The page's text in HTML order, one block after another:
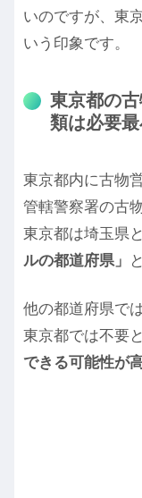
いのですが、東
いう印象です。
東京都の
類は必要
東京都内に古物
管轄警察署の古
東京都は埼玉県
ルの都道府県」
他の都道府県で
東京都では不要
できる可能性が